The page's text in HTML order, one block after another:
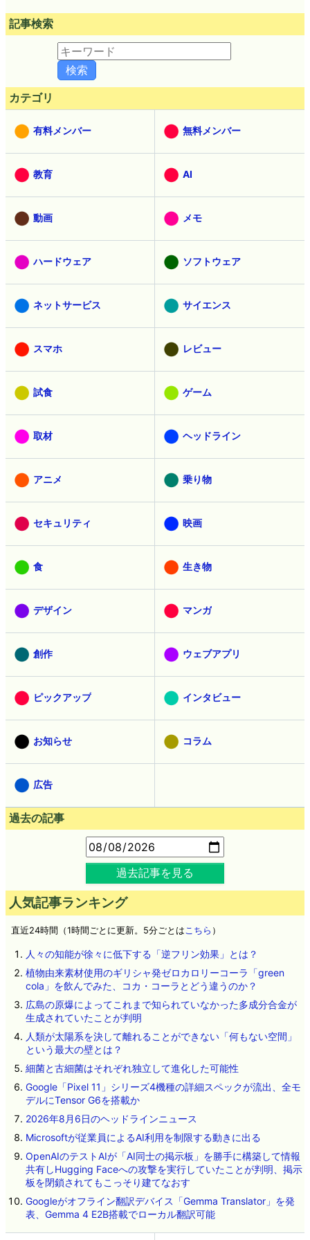
記事検索
カテゴリ
有料メンバー 無料メンバー
教育 AI
動画 メモ
ハードウェア ソフトウェア
ネットサービス サイエンス
スマホ レビュー
試食 ゲーム
取材 ヘッドライン
アニメ 乗り物
セキュリティ 映画
食 生き物
デザイン マンガ
創作 ウェブアプリ
ピックアップ インタビュー
お知らせ コラム
広告
過去の記事
過去記事を見る
人気記事ランキング
直近24時間（1時間ごとに更新。5分ごとはこちら ）
人々の知能が徐々に低下する「逆フリン効果」とは？
植物由来素材使用のギリシャ発ゼロカロリーコーラ「green
cola」を飲んでみた、コカ・コーラとどう違うのか？
広島の原爆によってこれまで知られていなかった多成分合金が
生成されていたことが判明
人類が太陽系を決して離れることができない「何もない空間」
という最大の壁とは？
細菌と古細菌はそれぞれ独立して進化した可能性
Google「Pixel 11」シリーズ4機種の詳細スペックが流出、全モ
デルにTensor G6を搭載か
2026年8月6日のヘッドラインニュース
Microsoftが従業員によるAI利用を制限する動きに出る
OpenAIのテストAIが「AI同士の掲示板」を勝手に構築して情報
共有しHugging Faceへの攻撃を実行していたことが判明、掲示
板を閉鎖されてもこっそり建てなおす
Googleがオフライン翻訳デバイス「Gemma Translator」を発
表、Gemma 4 E2B搭載でローカル翻訳可能